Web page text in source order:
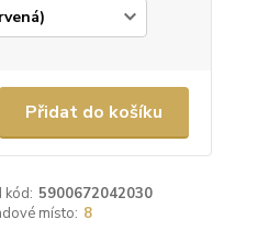
Přidat do košíku
kód: 5900672042030
místo: 8